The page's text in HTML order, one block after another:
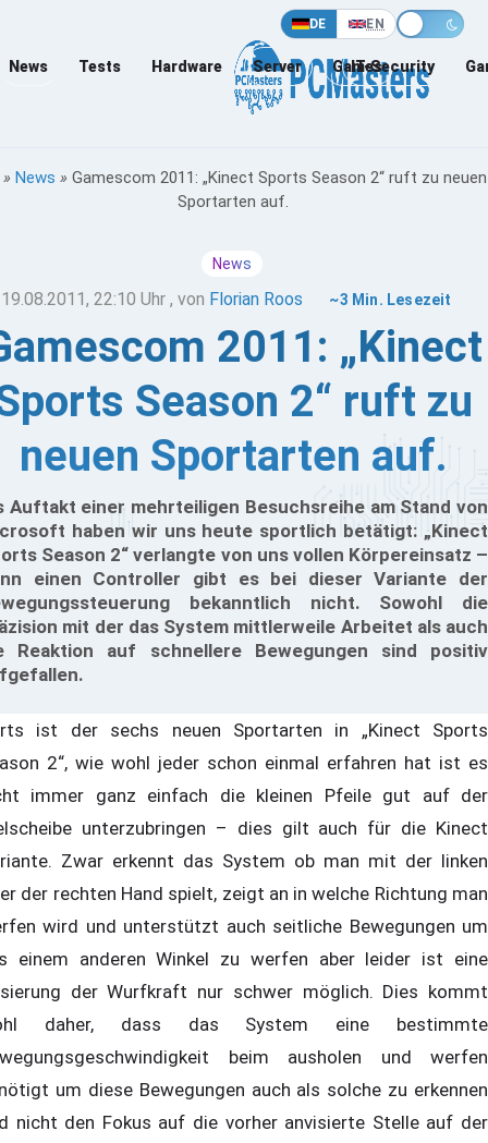
DE EN
News Tests Hardware Server Games
IT-Security
» News » Gamescom 2011: „Kinect Sports Season 2“ ruft zu neuen
Sportarten auf.
News
19.08.2011, 22:10 Uhr , von Florian Roos ~3 Min. Lesezeit
2011: „Kinect
Season 2“ ruft zu
neuen Sportarten auf.
Auftakt einer mehrteiligen Besuchsreihe am Stand von
haben wir uns heute sportlich betätigt: „Kinect
Season 2“ verlangte von uns vollen Körpereinsatz –
einen Controller gibt es bei dieser Variante der
bekanntlich nicht. Sowohl die
mit der das System mittlerweile Arbeitet als auch
Reaktion auf schnellere Bewegungen sind positiv
ist der sechs neuen Sportarten in „Kinect Sports
2“, wie wohl jeder schon einmal erfahren hat ist es
immer ganz einfach die kleinen Pfeile gut auf der
unterzubringen – dies gilt auch für die Kinect
Zwar erkennt das System ob man mit der linken
der rechten Hand spielt, zeigt an in welche Richtung man
wird und unterstützt auch seitliche Bewegungen um
einem anderen Winkel zu werfen aber leider ist eine
der Wurfkraft nur schwer möglich. Dies kommt
daher, dass das System eine bestimmte
beim ausholen und werfen
um diese Bewegungen auch als solche zu erkennen
nicht den Fokus auf die vorher anvisierte Stelle auf der